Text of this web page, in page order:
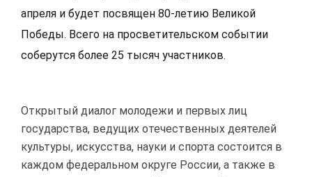
апреля и будет посвящен 80-летию Великой
Победы. Всего на просветительском событии
соберутся более 25 тысяч участников.
Открытый диалог молодежи и первых лиц
государства, ведущих отечественных деятелей
культуры, искусства, науки и спорта состоится в
каждом федеральном округе России, а также в